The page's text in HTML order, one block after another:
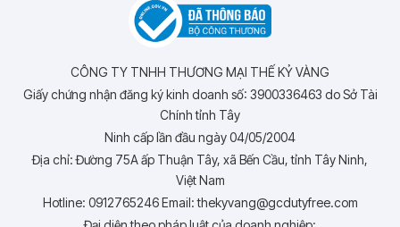
CÔNG TY TNHH THƯƠNG MẠI THẾ KỶ VÀNG
Giấy chứng nhận đăng ký kinh doanh số: 3900336463 do Sở Tài
Chính tỉnh Tây
Ninh cấp lần đầu ngày 04/05/2004
Địa chỉ: Đường 75A ấp Thuận Tây, xã Bến Cầu, tỉnh Tây Ninh,
Việt Nam
Hotline: 0912765246 Email: thekyvang@gcdutyfree.com